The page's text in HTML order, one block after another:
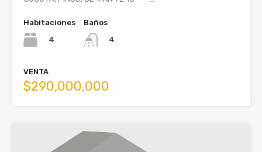
Habitaciones
4
Baños
4
VENTA
$290,000,000